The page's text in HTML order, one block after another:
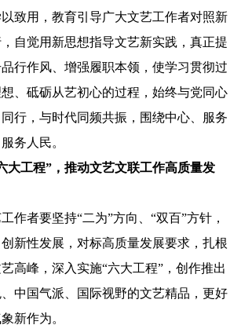
致用，教育引导广大文艺工作者对照新
自觉用新思想指导文艺新实践，真正提
行作风、增强履职本领，使学习贯彻过
、砥砺从艺初心的过程，始终与党同心
行，与时代同频共振，围绕中心、服务
务人民。
大工程”，推动文艺文联工作高质量发
者要坚持“二为”方向、“双百”方针，
新性发展，对标高质量发展要求，扎根
高峰，深入实施“六大工程”，创作推出
中国气派、国际视野的文艺精品，更好
新作为。